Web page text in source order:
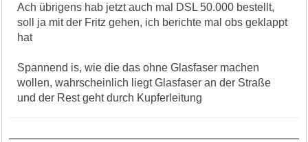
Ach übrigens hab jetzt auch mal DSL 50.000 bestellt,
soll ja mit der Fritz gehen, ich berichte mal obs geklappt
hat
Spannend is, wie die das ohne Glasfaser machen
wollen, wahrscheinlich liegt Glasfaser an der Straße
und der Rest geht durch Kupferleitung